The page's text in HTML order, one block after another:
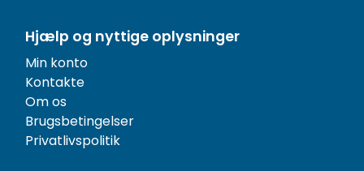
Hjælp og nyttige oplysninger
Min konto
Kontakte
Om os
Brugsbetingelser
Privatlivspolitik